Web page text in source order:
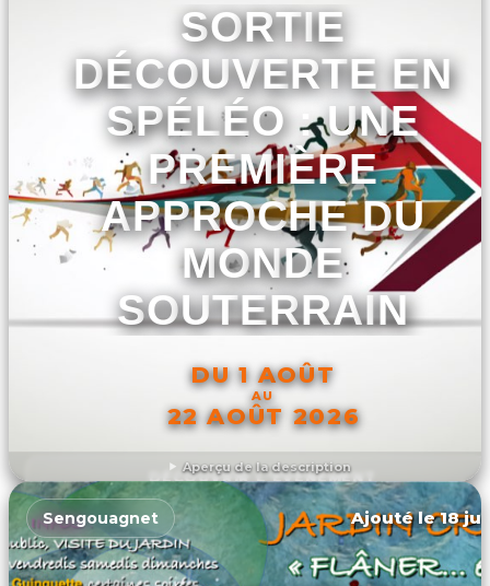
Aperçu de la description
SORTIE
DÉCOUVERTE EN
SPÉLÉO : UNE
PREMIÈRE
APPROCHE DU
MONDE
SOUTERRAIN
DU 1 AOÛT
AU
22 AOÛT 2026
DÉCOUVRIR L'ÉVÉNEMENT
Sengouagnet Ajouté le 18